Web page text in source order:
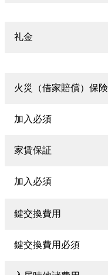
礼金
火災（借家賠償）保険
加入必須
家賃保証
加入必須
鍵交換費用
鍵交換費用必須